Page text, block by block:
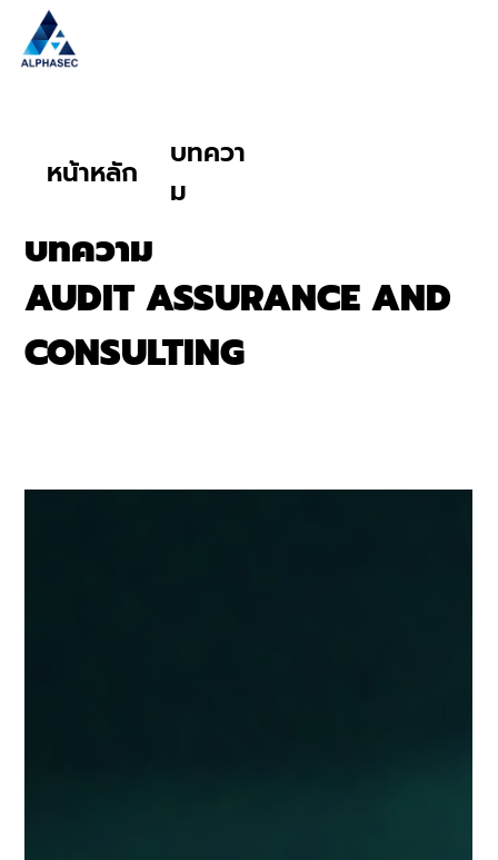
บทความ
AUDIT ASSURANCE AND
CONSULTING
หน้าหลัก
บทควา
ม